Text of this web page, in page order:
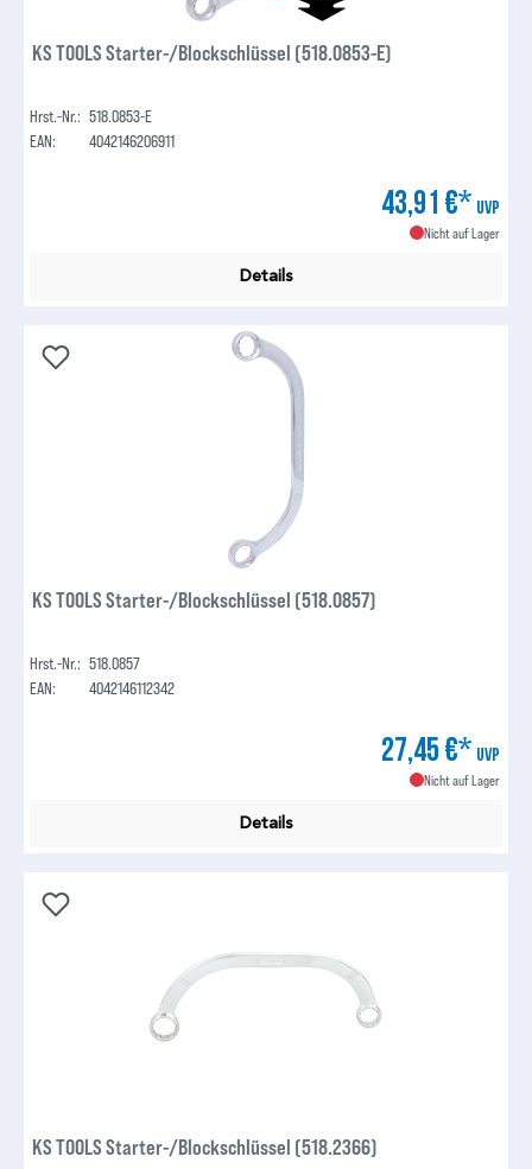
KS TOOLS Starter-/Blockschlüssel (518.0853-E)
Hrst.-Nr.: 518.0853-E
EAN:
4042146206911
43,91 €* UVP
Nicht auf Lager
Details
KS TOOLS Starter-/Blockschlüssel (518.0857)
Hrst.-Nr.: 518.0857
EAN:
4042146112342
27,45 €* UVP
Nicht auf Lager
Details
KS TOOLS Starter-/Blockschlüssel (518.2366)